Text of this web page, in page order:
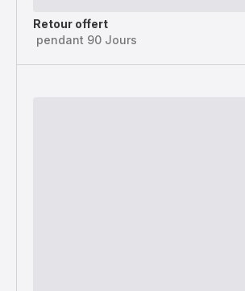
Retour offert
pendant 90 Jours